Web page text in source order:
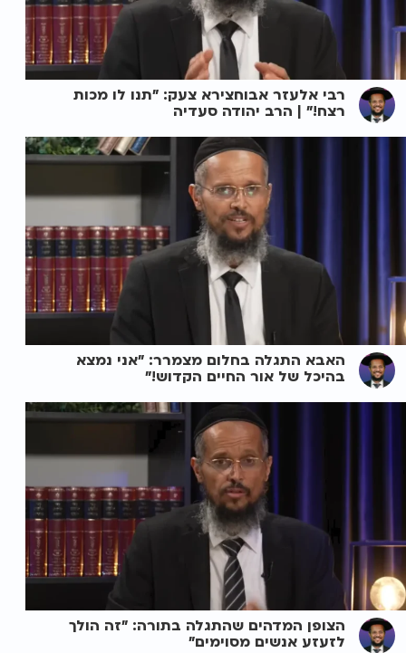
רבי אלעזר אבוחצירא צעק: "תנו לו מכות
רצח!" | הרב יהודה סעדיה
האבא התגלה בחלום מצמרר: "אני נמצא
בהיכל של אור החיים הקדוש!"
הצופן המדהים שהתגלה בתורה: "זה הולך
לזעזע אנשים מסוימים"